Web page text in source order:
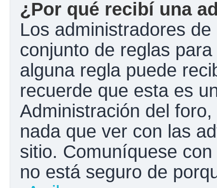
¿Por qué recibí una
Los administradores
conjunto de reglas
alguna regla puede
recuerde que esta es
Administración del
nada que ver con las
sitio. Comuníquese
no está seguro de